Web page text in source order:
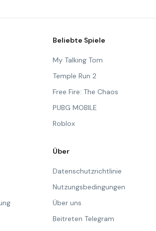
Beliebte Spiele
My Talking Tom
Temple Run 2
Free Fire: The Chaos
PUBG MOBILE
Roblox
Über
Datenschutzrichtlinie
Nutzungsbedingungen
Über uns
Beitreten Telegram